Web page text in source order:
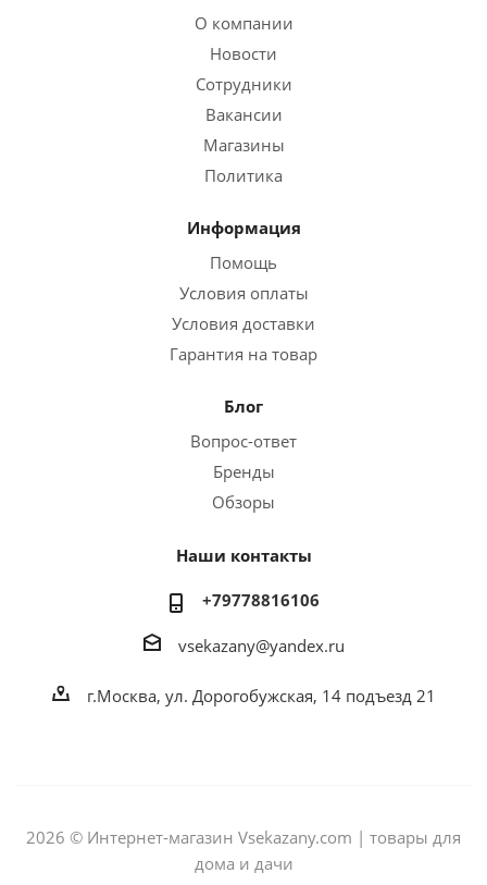
О компании
Новости
Сотрудники
Вакансии
Магазины
Политика
Информация
Помощь
Условия оплаты
Условия доставки
Гарантия на товар
Блог
Вопрос-ответ
Бренды
Обзоры
Наши контакты
+79778816106
vsekazany@yandex.ru
г.Москва, ул. Дорогобужская, 14 подъезд 21
2026 © Интернет-магазин Vsekazany.com | товары для
дома и дачи